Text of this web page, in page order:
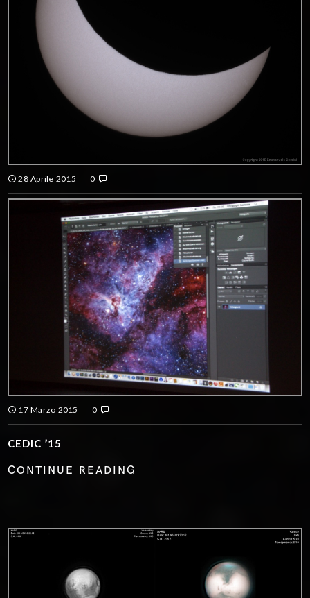
28 Aprile 2015 0
L’ECLISSE PARZIALE DI SOLE DEL 20 MARZO 2015
CONTINUE READING
17 Marzo 2015 0
CEDIC ’15
CONTINUE READING